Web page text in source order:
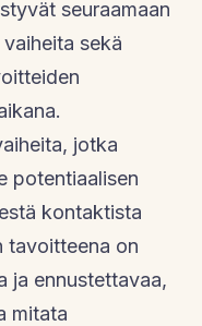
seuraamaan
sekä
jotka
potentiaalisen
kontaktista
tavoitteena on
ja ennustettavaa,
mitata